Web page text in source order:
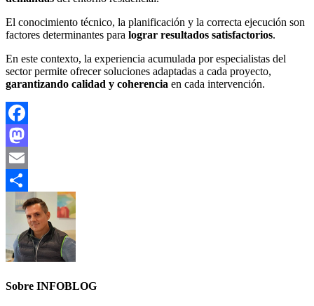
El conocimiento técnico, la planificación y la correcta ejecución son
factores determinantes para lograr resultados satisfactorios.
En este contexto, la experiencia acumulada por especialistas del
sector permite ofrecer soluciones adaptadas a cada proyecto,
garantizando calidad y coherencia en cada intervención.
Facebook
Mastodon
Email
Compartir
Sobre INFOBLOG